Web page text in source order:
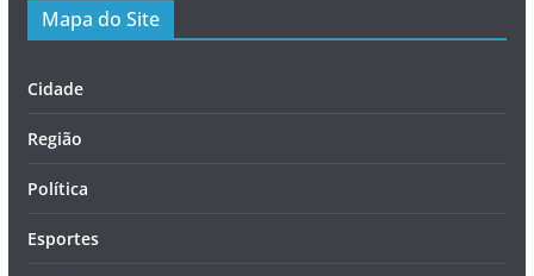
Mapa do Site
Cidade
Região
Política
Esportes